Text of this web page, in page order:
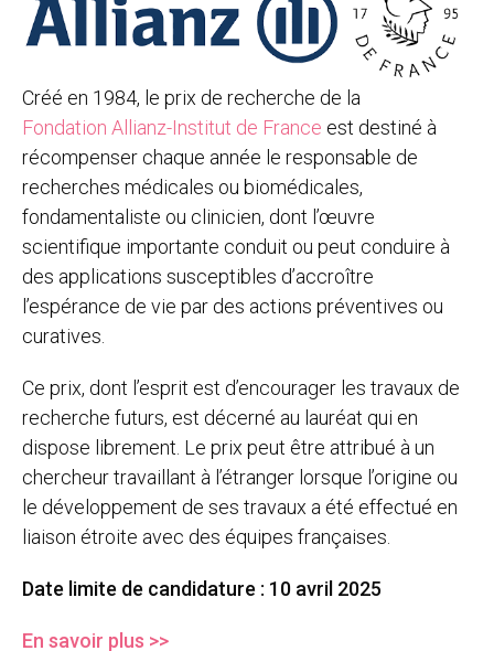
Créé en 1984, le prix de recherche de la
Fondation Allianz-Institut de France est destiné à
récompenser chaque année le responsable de
recherches médicales ou biomédicales,
fondamentaliste ou clinicien, dont l’œuvre
scientifique importante conduit ou peut conduire à
des applications susceptibles d’accroître
l’espérance de vie par des actions préventives ou
curatives.
Ce prix, dont l’esprit est d’encourager les travaux de
recherche futurs, est décerné au lauréat qui en
dispose librement. Le prix peut être attribué à un
chercheur travaillant à l’étranger lorsque l’origine ou
le développement de ses travaux a été effectué en
liaison étroite avec des équipes françaises.
Date limite de candidature : 10 avril 2025
En savoir plus >>